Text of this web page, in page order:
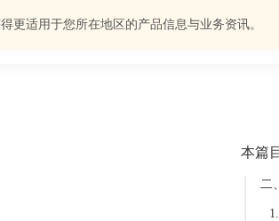
更适用于您所在地区的产品信息与业务资讯。
本篇
一
二